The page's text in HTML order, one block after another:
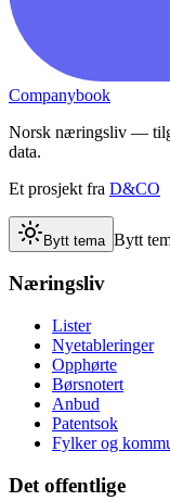
Companybook
Norsk næringsliv —
data.
Et prosjekt fra D&CO
Bytt tema Bytt
Næringsliv
Lister
Nyetableringer
Opphørte
Børsnotert
Anbud
Patentsok
Fylker og
Det offentlige